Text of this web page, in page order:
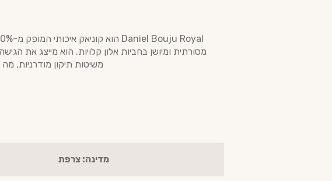
מסורתית ומיושן בחביות אלון קלויות. הוא מייצג את
משיטות תיקון מודרניות,
מדינה: צרפת